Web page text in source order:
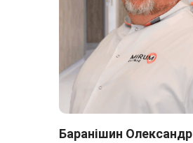
Баранішин Олександр